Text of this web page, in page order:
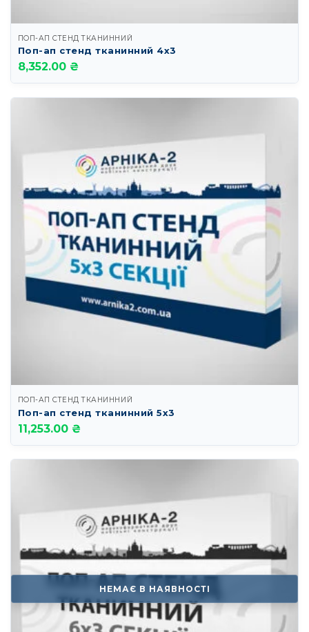
ПОП-АП СТЕНД ТКАНИННИЙ
Поп-ап стенд тканинний 4х3
8,352.00 ₴
ПОП-АП СТЕНД ТКАНИННИЙ
Поп-ап стенд тканинний 5х3
11,253.00 ₴
НЕМАЄ В НАЯВНОСТІ